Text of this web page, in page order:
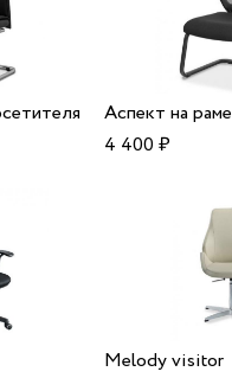
Аспект на раме
4 400₽
Melody visitor